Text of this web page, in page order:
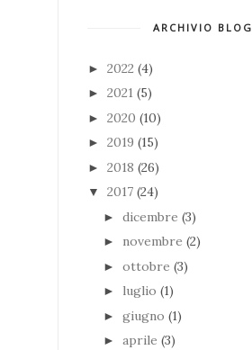
ARCHIVIO BLOG
► 2022 (4)
► 2021 (5)
► 2020 (10)
► 2019 (15)
► 2018 (26)
▼ 2017 (24)
► dicembre (3)
► novembre (2)
► ottobre (3)
► luglio (1)
► giugno (1)
► aprile (3)